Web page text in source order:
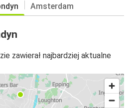
Amsterdam
zawierał najbardziej aktualne